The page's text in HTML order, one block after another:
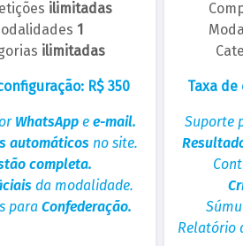
ilimitadas
1
ilimitadas
R$ 350
WhatsAppe e-mail.
automáticos no site.
completa.
da modalidade.
paraConfederação.
Taxa de
Suporte
Relatório